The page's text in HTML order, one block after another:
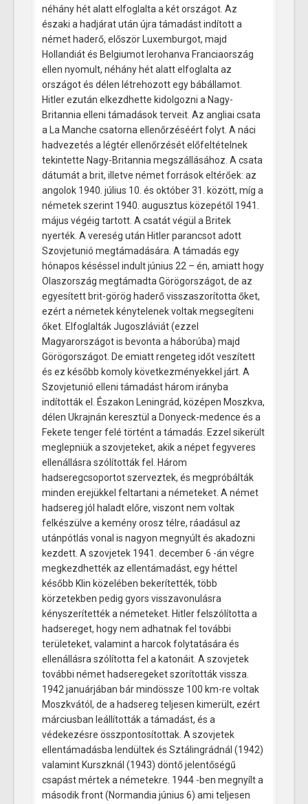
néhány hét alatt elfoglalta a két országot. Az
északi a hadjárat után újra támadást indított a
német haderő, először Luxemburgot, majd
Hollandiát és Belgiumot lerohanva Franciaország
ellen nyomult, néhány hét alatt elfoglalta az
országot és délen létrehozott egy bábállamot.
Hitler ezután elkezdhette kidolgozni a Nagy-
Britannia elleni támadások terveit. Az angliai csata
a La Manche csatorna ellenőrzéséért folyt. A náci
hadvezetés a légtér ellenőrzését előfeltételnek
tekintette Nagy-Britannia megszállásához. A csata
dátumát a brit, illetve német források eltérőek: az
angolok 1940. július 10. és október 31. között, míg a
németek szerint 1940. augusztus közepétől 1941.
május végéig tartott. A csatát végül a Britek
nyerték. A vereség után Hitler parancsot adott
Szovjetunió megtámadására. A támadás egy
hónapos késéssel indult június 22 – én, amiatt hogy
Olaszország megtámadta Görögországot, de az
egyesített brit-görög haderő visszaszorította őket,
ezért a németek kénytelenek voltak megsegíteni
őket. Elfoglalták Jugoszláviát (ezzel
Magyarországot is bevonta a háborúba) majd
Görögországot. De emiatt rengeteg időt veszített
és ez később komoly következményekkel járt. A
Szovjetunió elleni támadást három irányba
indították el. Északon Leningrád, középen Moszkva,
délen Ukrajnán keresztül a Donyeck-medence és a
Fekete tenger felé történt a támadás. Ezzel sikerült
meglepniük a szovjeteket, akik a népet fegyveres
ellenállásra szólították fel. Három
hadseregcsoportot szerveztek, és megpróbálták
minden erejükkel feltartani a németeket. A német
hadsereg jól haladt előre, viszont nem voltak
felkészülve a kemény orosz télre, ráadásul az
utánpótlás vonal is nagyon megnyúlt és akadozni
kezdett. A szovjetek 1941. december 6 -án végre
megkezdhették az ellentámadást, egy héttel
később Klin közelében bekerítették, több
körzetekben pedig gyors visszavonulásra
kényszerítették a németeket. Hitler felszólította a
hadsereget, hogy nem adhatnak fel további
területeket, valamint a harcok folytatására és
ellenállásra szólította fel a katonáit. A szovjetek
további német hadseregeket szorították vissza.
1942 januárjában bár mindössze 100 km-re voltak
Moszkvától, de a hadsereg teljesen kimerült, ezért
márciusban leállították a támadást, és a
védekezésre összpontosítottak. A szovjetek
ellentámadásba lendültek és Sztálingrádnál (1942)
valamint Kurszknál (1943) döntő jelentőségű
csapást mértek a németekre. 1944 -ben megnyílt a
második front (Normandia június 6) ami teljesen